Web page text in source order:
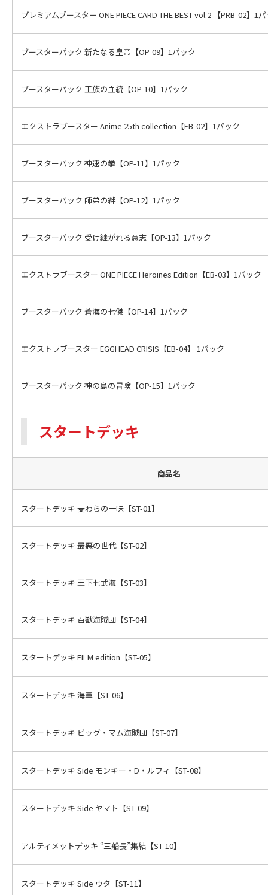
プレミアムブースター ONE PIECE CARD THE BEST vol.2 【PRB-02】1
ブースターパック 新たなる皇帝【OP-09】1パック
ブースターパック 王族の血統【OP-10】1パック
エクストラブースター Anime 25th collection【EB-02】1パック
ブースターパック 神速の拳【OP-11】1パック
ブースターパック 師弟の絆【OP-12】1パック
ブースターパック 受け継がれる意志【OP-13】1パック
エクストラブースター ONE PIECE Heroines Edition【EB-03】1パック
ブースターパック 蒼海の七傑【OP-14】1パック
エクストラブースター EGGHEAD CRISIS【EB-04】 1パック
ブースターパック 神の島の冒険【OP-15】1パック
スタートデッキ
商品名
スタートデッキ 麦わらの一味【ST-01】
スタートデッキ 最悪の世代【ST-02】
スタートデッキ 王下七武海【ST-03】
スタートデッキ 百獣海賊団【ST-04】
スタートデッキ FILM edition【ST-05】
スタートデッキ 海軍【ST-06】
スタートデッキ ビッグ・マム海賊団【ST-07】
スタートデッキ Side モンキー・D・ルフィ【ST-08】
スタートデッキ Side ヤマト【ST-09】
アルティメットデッキ “三船長”集結【ST-10】
スタートデッキ Side ウタ【ST-11】